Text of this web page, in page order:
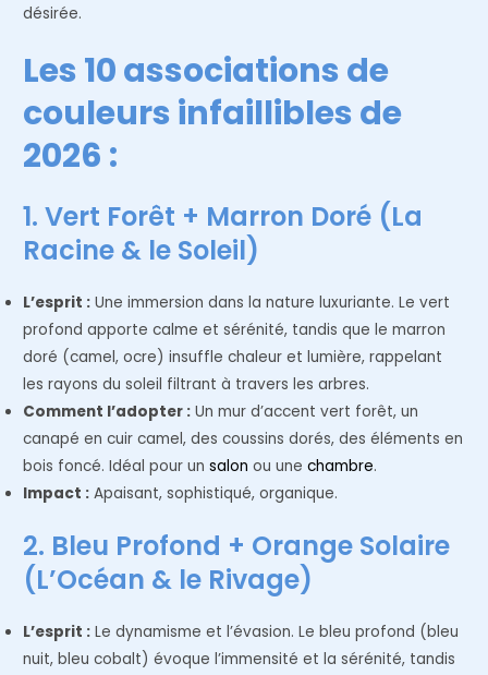
désirée.
Les 10 associations de
couleurs infaillibles de
2026 :
1. Vert Forêt + Marron Doré (La
Racine & le Soleil)
L’esprit : Une immersion dans la nature luxuriante. Le vert
profond apporte calme et sérénité, tandis que le marron
doré (camel, ocre) insuffle chaleur et lumière, rappelant
les rayons du soleil filtrant à travers les arbres.
Comment l’adopter : Un mur d’accent vert forêt, un
canapé en cuir camel, des coussins dorés, des éléments en
bois foncé. Idéal pour unsalon ou unechambre.
Impact : Apaisant, sophistiqué, organique.
2. Bleu Profond + Orange Solaire
(L’Océan & le Rivage)
L’esprit : Le dynamisme et l’évasion. Le bleu profond (bleu
nuit, bleu cobalt) évoque l’immensité et la sérénité, tandis